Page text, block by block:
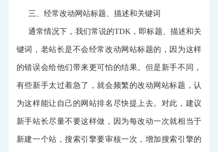
三、经常改动网站标题、描述和关键词
通常情况下，我们常说的TDK，即标题、描述和关
键词，老站长是不会经常改动网站标题的，因为这样
的错误会给他们带来更可怕的结果。但是新手不同，
有些新手太过着急了，就会频繁的改动网站标题，认
为这样能让自己的网站排名尽快提上去。对此，建议
新手站长尽量不要这样做，因为每改动一次就相当于
新建一个站，搜索引擎要审核一次，增加搜索引擎的